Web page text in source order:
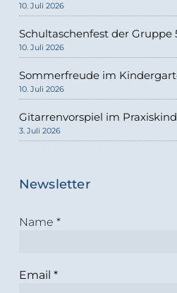
10. Juli 2026
Schultaschenfest der Gruppe
10. Juli 2026
Sommerfreude im
10. Juli 2026
Gitarrenvorspiel im
3. Juli 2026
Newsletter
Name *
Email *